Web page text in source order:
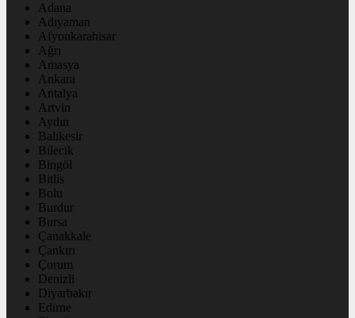
Adana
Adıyaman
Afyonkarahisar
Ağrı
Amasya
Ankara
Antalya
Artvin
Aydın
Balıkesir
Bilecik
Bingöl
Bitlis
Bolu
Burdur
Bursa
Çanakkale
Çankırı
Çorum
Denizli
Diyarbakır
Edirne